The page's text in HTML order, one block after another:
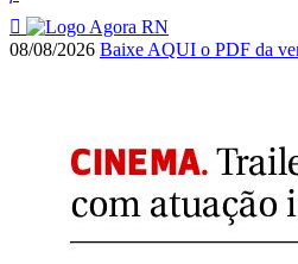
08/08/2026 Baixe AQUI o PDF da